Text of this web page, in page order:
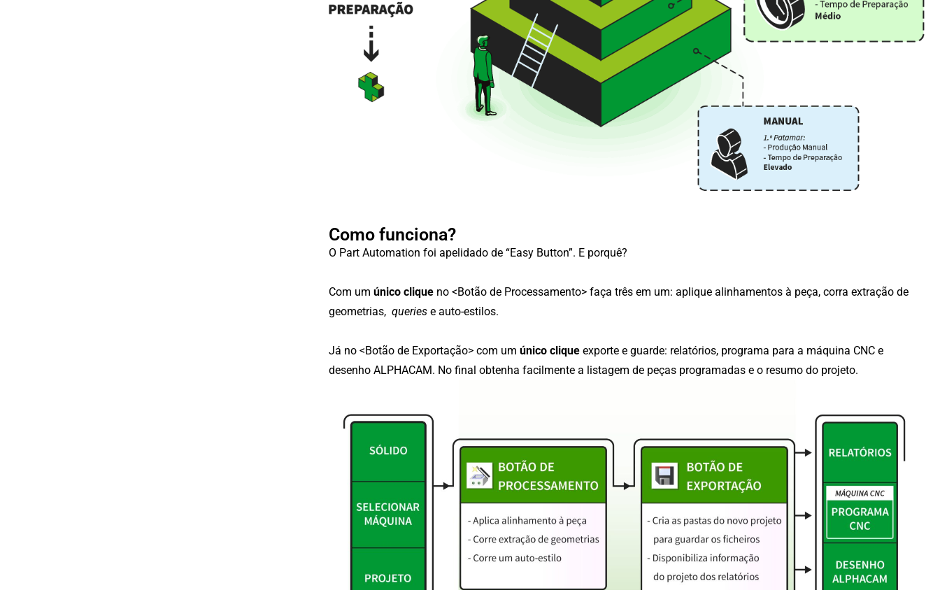
Como funciona?
O Part Automation foi apelidado de “Easy Button”. E porquê?
Com umúnico clique no <Botão de Processamento> faça três em um: aplique alinhamentos à peça, corra extração de
geometrias,queriese auto-estilos.
Já no <Botão de Exportação> com umúnico clique exporte e guarde: relatórios, programa para a máquina CNC e
desenho ALPHACAM. No final obtenha facilmente a listagem de peças programadas e o resumo do projeto.